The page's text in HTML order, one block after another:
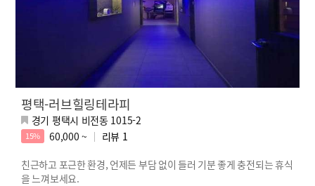
평택-러브힐링테라피
경기 평택시 비전동 1015-2
15% 60,000 ~ 리뷰 1
친근하고 포근한 환경, 언제든 부담 없이 들러 기분 좋게 충전되는 휴식
을 느껴보세요.